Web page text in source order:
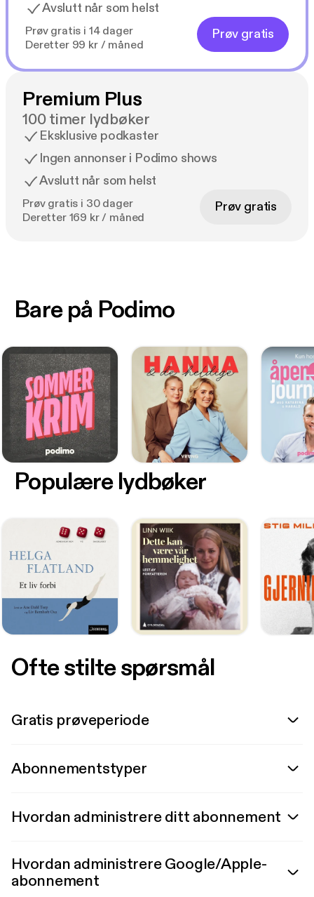
Avslutt når som helst
Prøv gratis i 14 dager
Deretter 99 kr / måned
Prøv gratis
Premium Plus
100 timer lydbøker
Eksklusive podkaster
Ingen annonser i Podimo shows
Avslutt når som helst
Prøv gratis i 30 dager
Deretter 169 kr / måned
Prøv gratis
Bare på Podimo
Populære lydbøker
Ofte stilte spørsmål
Gratis prøveperiode
Abonnementstyper
Hvordan administrere ditt abonnement
Hvordan administrere Google/Apple-
abonnement